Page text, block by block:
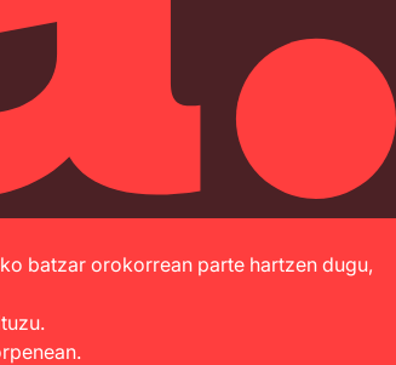
batzar orokorrean parte hartzen dugu,